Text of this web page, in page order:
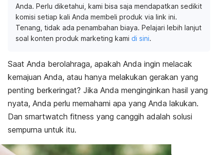
Anda. Perlu diketahui, kami bisa saja mendapatkan sedikit
komisi setiap kali Anda membeli produk via link ini.
Tenang, tidak ada penambahan biaya. Pelajari lebih lanjut
soal konten produk marketing kami di sini.
Saat Anda berolahraga, apakah Anda ingin melacak
kemajuan Anda, atau hanya melakukan gerakan yang
penting berkeringat? Jika Anda menginginkan hasil yang
nyata, Anda perlu memahami apa yang Anda lakukan.
Dan smartwatch fitness yang canggih adalah solusi
sempurna untuk itu.